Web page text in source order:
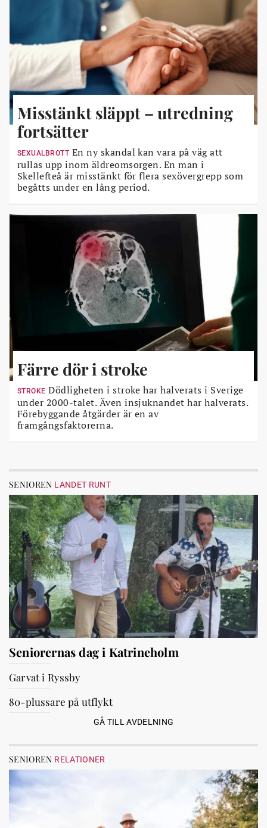
Misstänkt släppt – utredning
fortsätter
SEXUALBROTT En ny skandal kan vara på väg att
rullas upp inom äldreomsorgen. En man i
Skellefteå är misstänkt för flera sexövergrepp som
begåtts under en lång period.
Färre dör i stroke
STROKE Dödligheten i stroke har halverats i Sverige
under 2000-talet. Även insjuknandet har halverats.
Förebyggande åtgärder är en av
framgångsfaktorerna.
SENIOREN LANDET RUNT
Seniorernas dag i Katrineholm
Garvat i Ryssby
80-plussare på utflykt
GÅ TILL AVDELNING
SENIOREN RELATIONER